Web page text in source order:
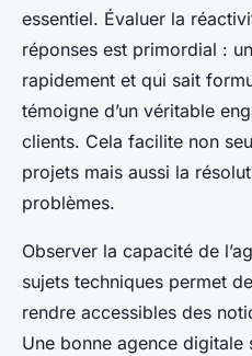
essentiel. Évaluer la
réponses est primordial :
rapidement et qui sait
témoigne d’un véritable
clients. Cela facilite non
projets mais aussi la
problèmes.
Observer la capacité de
sujets techniques permet
rendre accessibles des
Une bonne agence digitale